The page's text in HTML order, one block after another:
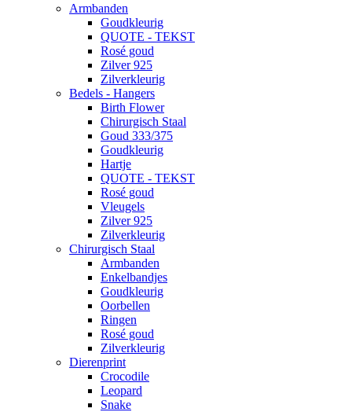
Armbanden
Goudkleurig
QUOTE - TEKST
Rosé goud
Zilver 925
Zilverkleurig
Bedels - Hangers
Birth Flower
Chirurgisch Staal
Goud 333/375
Goudkleurig
Hartje
QUOTE - TEKST
Rosé goud
Vleugels
Zilver 925
Zilverkleurig
Chirurgisch Staal
Armbanden
Enkelbandjes
Goudkleurig
Oorbellen
Ringen
Rosé goud
Zilverkleurig
Dierenprint
Crocodile
Leopard
Snake